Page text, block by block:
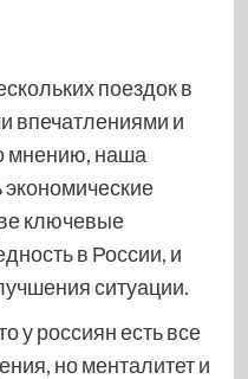
поездок в
впечатлениями и
мнению, наша
ключевые
в России, и
ситуации.
у россиян есть все
но менталитет и